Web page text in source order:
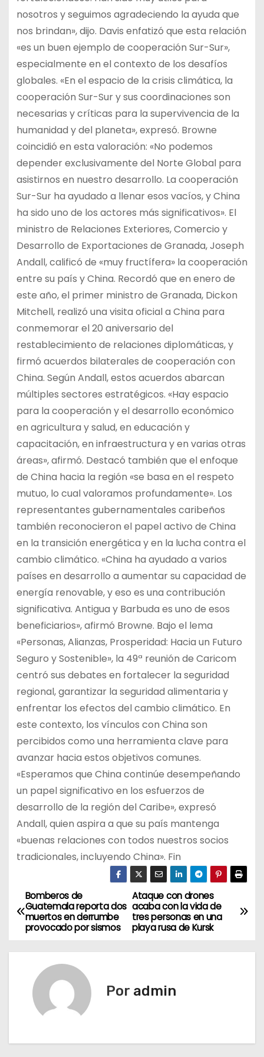
nosotros y seguimos agradeciendo la ayuda que
nos brindan», dijo. Davis enfatizó que esta relación
«es un buen ejemplo de cooperación Sur-Sur»,
especialmente en el contexto de los desafíos
globales. «En el espacio de la crisis climática, la
cooperación Sur-Sur y sus coordinaciones son
necesarias y críticas para la supervivencia de la
humanidad y del planeta», expresó. Browne
coincidió en esta valoración: «No podemos
depender exclusivamente del Norte Global para
asistirnos en nuestro desarrollo. La cooperación
Sur-Sur ha ayudado a llenar esos vacíos, y China
ha sido uno de los actores más significativos». El
ministro de Relaciones Exteriores, Comercio y
Desarrollo de Exportaciones de Granada, Joseph
Andall, calificó de «muy fructífera» la cooperación
entre su país y China. Recordó que en enero de
este año, el primer ministro de Granada, Dickon
Mitchell, realizó una visita oficial a China para
conmemorar el 20 aniversario del
restablecimiento de relaciones diplomáticas, y
firmó acuerdos bilaterales de cooperación con
China. Según Andall, estos acuerdos abarcan
múltiples sectores estratégicos. «Hay espacio
para la cooperación y el desarrollo económico
en agricultura y salud, en educación y
capacitación, en infraestructura y en varias otras
áreas», afirmó. Destacó también que el enfoque
de China hacia la región «se basa en el respeto
mutuo, lo cual valoramos profundamente». Los
representantes gubernamentales caribeños
también reconocieron el papel activo de China
en la transición energética y en la lucha contra el
cambio climático. «China ha ayudado a varios
países en desarrollo a aumentar su capacidad de
energía renovable, y eso es una contribución
significativa. Antigua y Barbuda es uno de esos
beneficiarios», afirmó Browne. Bajo el lema
«Personas, Alianzas, Prosperidad: Hacia un Futuro
Seguro y Sostenible», la 49ª reunión de Caricom
centró sus debates en fortalecer la seguridad
regional, garantizar la seguridad alimentaria y
enfrentar los efectos del cambio climático. En
este contexto, los vínculos con China son
percibidos como una herramienta clave para
avanzar hacia estos objetivos comunes.
«Esperamos que China continúe desempeñando
un papel significativo en los esfuerzos de
desarrollo de la región del Caribe», expresó
Andall, quien aspira a que su país mantenga
«buenas relaciones con todos nuestros socios
tradicionales, incluyendo China». Fin
N
a
v
c
Ataque con drones
acaba con la vida de
tres personas en una
playa rusa de Kursk
Bomberos de
Guatemala reporta dos
muertos en derrumbe
provocado por sismos
Por admin